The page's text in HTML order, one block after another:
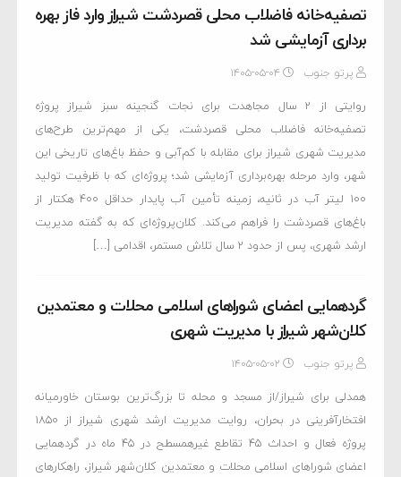
تصفیه‌خانه فاضلاب محلی قصردشت شیراز وارد فاز بهره
برداری آزمایشی شد
پرتو جنوب ۱۴۰۵-۰۵-۰۴
روایتی از ۲ سال مجاهدت برای نجات گنجینه سبز شیراز پروژه
تصفیه‌خانه فاضلاب محلی قصردشت، یکی از مهم‌ترین طرح‌های
مدیریت شهری شیراز برای مقابله با کم‌آبی و حفظ باغ‌های تاریخی این
شهر، وارد مرحله بهره‌برداری آزمایشی شد؛ پروژه‌ای که با ظرفیت تولید
۱۰۰ لیتر آب در ثانیه، زمینه تأمین آب پایدار حداقل ۴۰۰ هکتار از
باغ‌های قصردشت را فراهم می‌کند. کلان‌پروژه‌ای که به گفته مدیریت
ارشد شهری، پس از حدود ۲ سال تلاش مستمر، اقدامی […]
گردهمایی اعضای شوراهای اسلامی محلات و معتمدین
کلان‌شهر شیراز با مدیریت شهری
پرتو جنوب ۱۴۰۵-۰۵-۰۲
همدلی برای شیراز/از مسجد و محله تا بزرگ‌ترین بوستان خاورمیانه
افتخارآفرینی در بحران، روایت مدیریت ارشد شهری شیراز از ۱۸۵۰
پروژه فعال و احداث ۴۵ تقاطع غیرهمسطح در ۴۵ ماه در گردهمایی
اعضای شوراهای اسلامی محلات و معتمدین کلان‌شهر شیراز، راهکارهای